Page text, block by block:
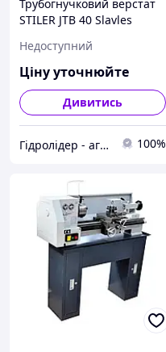
Трубогнучковий верстат
STILER JTB 40 Slavles
Недоступний
Ціну уточнюйте
Дивитись
Гідролідер - агротехніка, промислове та будівельне обладнання 100%